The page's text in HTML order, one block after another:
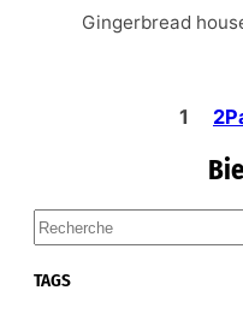
Gingerbread
1 2
S
e
a
TAGS